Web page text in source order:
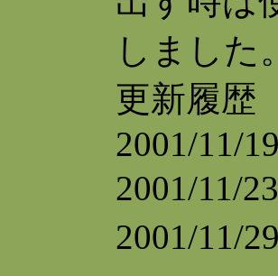
しました。
更新履歴
2001/11/
2001/11/
2001/11/